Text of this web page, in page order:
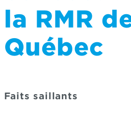
la RMR
Québec
Faits saillants